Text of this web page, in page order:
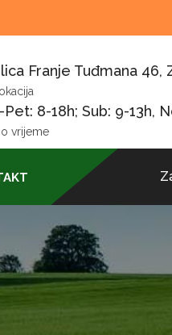
Franje Tuđmana 46,
Pet: 8-18h; Sub: 9-13h,
vrijeme